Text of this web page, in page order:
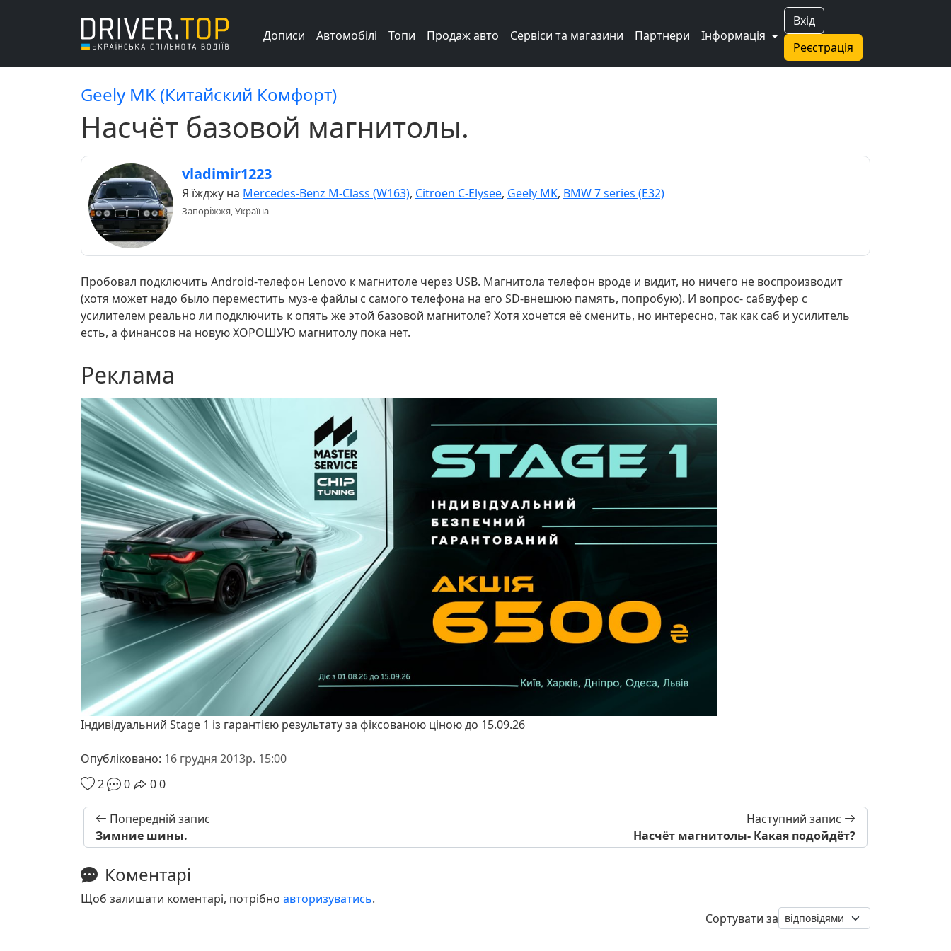
Вхід
Реєстрація
Дописи Автомобілі Топи Продаж авто Сервіси та магазини Партнери Інформація
Geely MK (Китайский Комфорт)
Насчёт базовой магнитолы.
vladimir1223
Я їжджу на Mercedes-Benz M-Class (W163), Citroen C-Elysee, Geely MK, BMW 7 series (E32)
Запоріжжя, Україна
Пробовал подключить Android-телефон Lenovo к магнитоле через USB. Магнитола телефон вроде и видит, но ничего не воспроизводит
(хотя может надо было переместить муз-е файлы с самого телефона на его SD-внешюю память, попробую). И вопрос- сабвуфер с
усилителем реально ли подключить к опять же этой базовой магнитоле? Хотя хочется её сменить, но интересно, так как саб и усилитель
есть, а финансов на новую ХОРОШУЮ магнитолу пока нет.
Реклама
Індивідуальний Stage 1 із гарантією результату за фіксованою ціною до 15.09.26
Опубліковано: 16 грудня 2013р. 15:00
2
0 00
Попередній запис
Зимние шины.
Наступний запис
Насчёт магнитолы- Какая подойдёт?
Коментарі
Щоб залишати коментарі, потрібно авторизуватись.
Сортувати за